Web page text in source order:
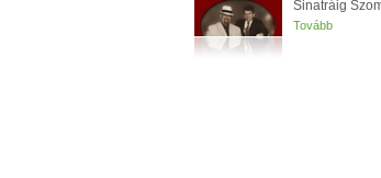
Sinatráig
Tovább